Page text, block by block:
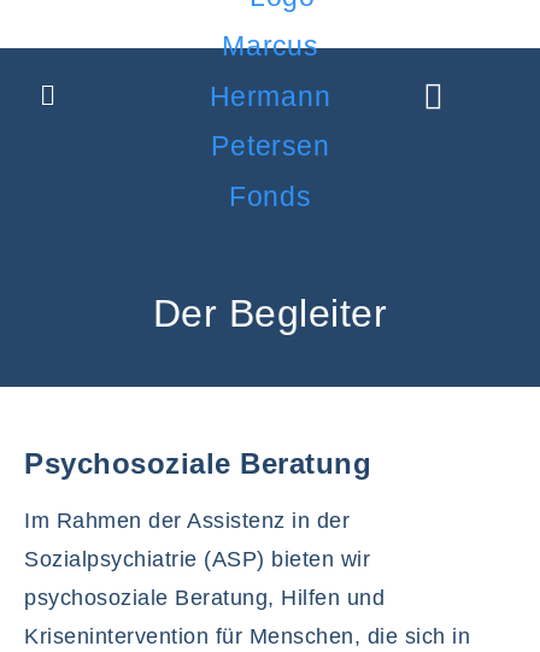
Der Begleiter
Psychosoziale Beratung
Im Rahmen der Assistenz in der
Sozialpsychiatrie (ASP) bieten wir
psychosoziale Beratung, Hilfen und
Krisenintervention für Menschen, die sich in